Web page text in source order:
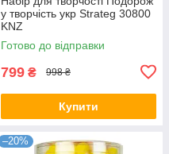
у творчість укр Strateg 30800
KNZ
Готово до відправки
799 ₴ 998 ₴
Купити
–20%